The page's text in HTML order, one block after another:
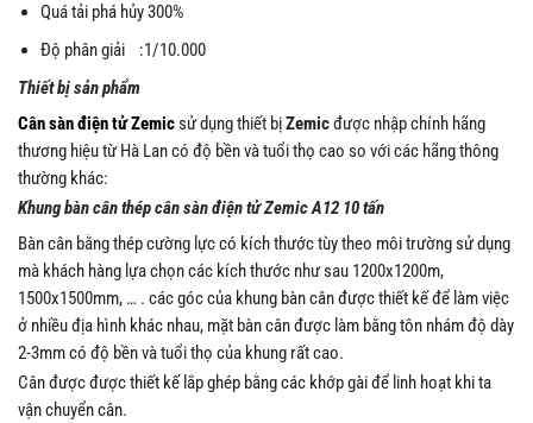
Quá tải phá hủy 300%
Độ phân giải :1/10.000
Thiết bị sản phẩm
Cân sàn điện tử Zemicsử dụng thiết bịZemicđược nhập chính hãng
thương hiệu từ Hà Lan có độ bền và tuổi thọ cao so với các hãng thông
thường khác:
Khung bàn cân thép cân sàn điện tử Zemic A12 10 tấn
Bàn cân bằng thép cường lực có kích thước tùy theo môi trường sử dụng
mà khách hàng lựa chọn các kích thước như sau 1200x1200m,
1500x1500mm, … . các góc của khung bàn cân được thiết kế để làm việc
ở nhiều địa hình khác nhau, mặt bàn cân được làm bằng tôn nhám độ dày
2-3mm có độ bền và tuổi thọ của khung rất cao.
Cân được được thiết kế lắp ghép bằng các khớp gài để linh hoạt khi ta
vận chuyển cân.